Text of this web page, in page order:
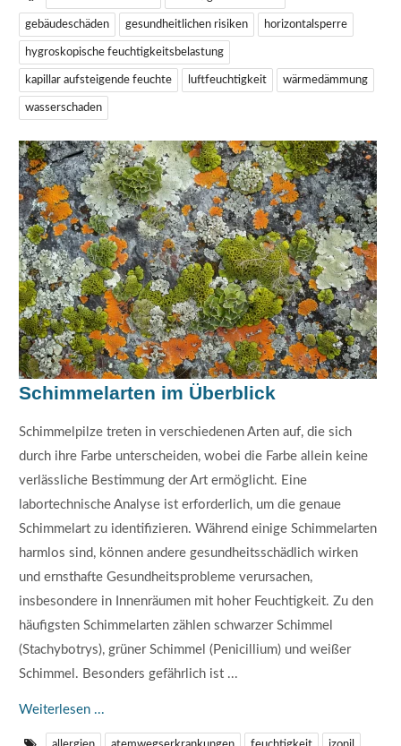
gebäudeschäden gesundheitlichen risiken horizontalsperre
hygroskopische feuchtigkeitsbelastung
kapillar aufsteigende feuchte luftfeuchtigkeit wärmedämmung
wasserschaden
Schimmelarten im Überblick
Schimmelpilze treten in verschiedenen Arten auf, die sich
durch ihre Farbe unterscheiden, wobei die Farbe allein keine
verlässliche Bestimmung der Art ermöglicht. Eine
labortechnische Analyse ist erforderlich, um die genaue
Schimmelart zu identifizieren. Während einige Schimmelarten
harmlos sind, können andere gesundheitsschädlich wirken
und ernsthafte Gesundheitsprobleme verursachen,
insbesondere in Innenräumen mit hoher Feuchtigkeit. Zu den
häufigsten Schimmelarten zählen schwarzer Schimmel
(Stachybotrys), grüner Schimmel (Penicillium) und weißer
Schimmel. Besonders gefährlich ist ...
Weiterlesen ...